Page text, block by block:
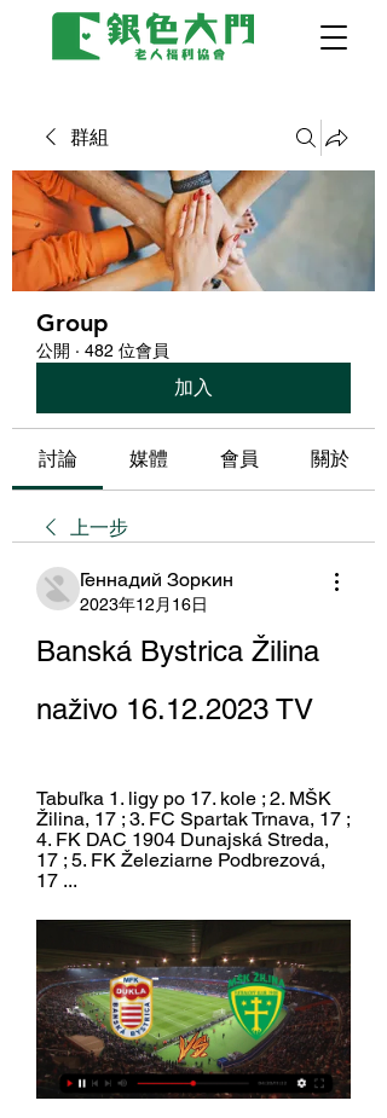
群組
Group
公開 · 482 位會員
加入
討論 媒體 會員 關於
上一步
Геннадий Зоркин
2023年12月16日
Banská Bystrica Žilina
naživo 16.12.2023 TV
Tabuľka 1. ligy po 17. kole ; 2. MŠK
Žilina, 17 ; 3. FC Spartak Trnava, 17 ;
4. FK DAC 1904 Dunajská Streda,
17 ; 5. FK Železiarne Podbrezová,
17 ...